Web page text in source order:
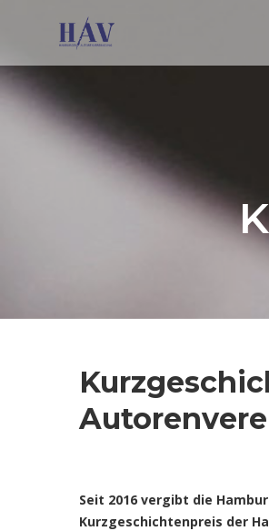
Seit 2016 vergibt die
Kurzgeschichtenpreis der